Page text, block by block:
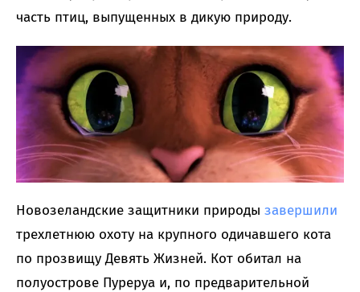
часть птиц, выпущенных в дикую природу.
Новозеландские защитники природы завершили
трехлетнюю охоту на крупного одичавшего кота
по прозвищу Девять Жизней. Кот обитал на
полуострове Пуреруа и, по предварительной